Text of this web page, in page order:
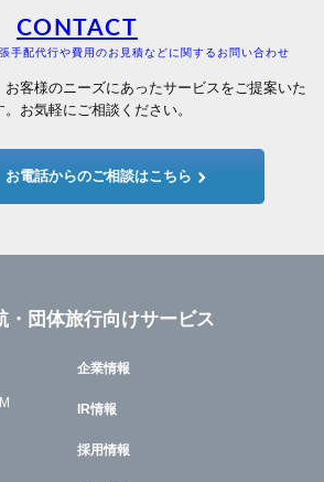
CONTACT
手配代行や費用のお見積などに関するお問い合わせ
お客様のニーズにあったサービスをご提案いた
。お気軽にご相談ください。
お電話からのご相談はこちら
・団体旅行向けサービス
企業情報
IR情報
採用情報